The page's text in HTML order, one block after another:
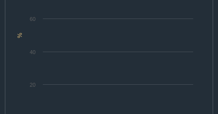
%
20
40
60